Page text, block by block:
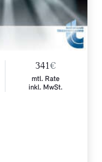
341€
mtl. Rate
inkl. MwSt.